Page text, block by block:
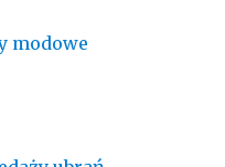
modowe